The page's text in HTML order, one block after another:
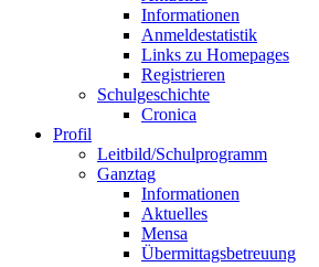
Informationen
Anmeldestatistik
Links zu Homepages
Registrieren
Schulgeschichte
Cronica
Profil
Leitbild/Schulprogramm
Ganztag
Informationen
Aktuelles
Mensa
Übermittagsbetreuung